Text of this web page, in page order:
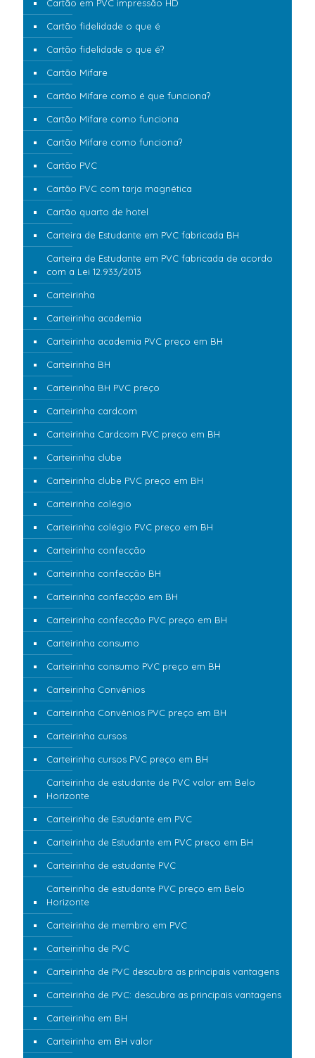
Cartão em PVC impressão HD
Cartão fidelidade o que é
Cartão fidelidade o que é?
Cartão Mifare
Cartão Mifare como é que funciona?
Cartão Mifare como funciona
Cartão Mifare como funciona?
Cartão PVC
Cartão PVC com tarja magnética
Cartão quarto de hotel
Carteira de Estudante em PVC fabricada BH
Carteira de Estudante em PVC fabricada de acordo
com a Lei 12.933/2013
Carteirinha
Carteirinha academia
Carteirinha academia PVC preço em BH
Carteirinha BH
Carteirinha BH PVC preço
Carteirinha cardcom
Carteirinha Cardcom PVC preço em BH
Carteirinha clube
Carteirinha clube PVC preço em BH
Carteirinha colégio
Carteirinha colégio PVC preço em BH
Carteirinha confecção
Carteirinha confecção BH
Carteirinha confecção em BH
Carteirinha confecção PVC preço em BH
Carteirinha consumo
Carteirinha consumo PVC preço em BH
Carteirinha Convênios
Carteirinha Convênios PVC preço em BH
Carteirinha cursos
Carteirinha cursos PVC preço em BH
Carteirinha de estudante de PVC valor em Belo
Horizonte
Carteirinha de Estudante em PVC
Carteirinha de Estudante em PVC preço em BH
Carteirinha de estudante PVC
Carteirinha de estudante PVC preço em Belo
Horizonte
Carteirinha de membro em PVC
Carteirinha de PVC
Carteirinha de PVC descubra as principais vantagens
Carteirinha de PVC: descubra as principais vantagens
Carteirinha em BH
Carteirinha em BH valor